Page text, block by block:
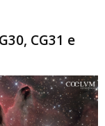
CG31 e